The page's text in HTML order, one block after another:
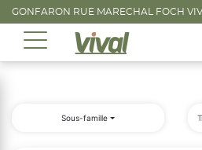
GONFARON RUE MARECHAL FOCH
Sous-famille